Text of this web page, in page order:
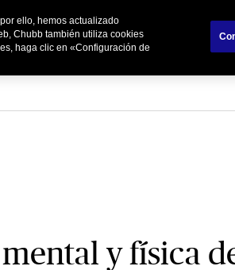
Comerciales
y física
ello, hemos actualizado
Chubb también utiliza cookies
haga clic en «Configuración de